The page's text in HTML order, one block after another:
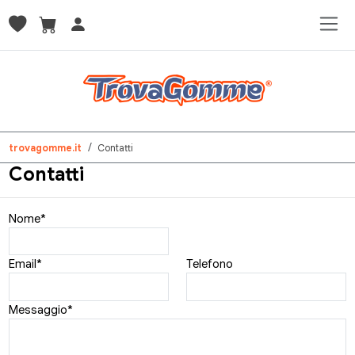
trovagomme.it Contatti
Contatti
Nome*
Email* Telefono
Messaggio*